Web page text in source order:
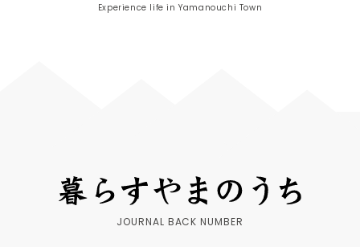
Experience life in Yamanouchi Town